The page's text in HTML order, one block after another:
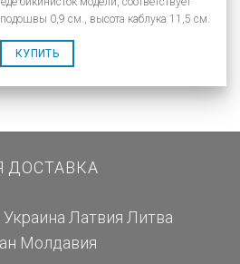
0,9 см., высота каблука 11,5 см.
КУПИТЬ
ДОСТАВКА
Украина Латвия Литва
Молдавия